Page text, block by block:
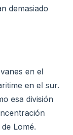
demasiado
en el
en el sur.
esa división
Lomé.